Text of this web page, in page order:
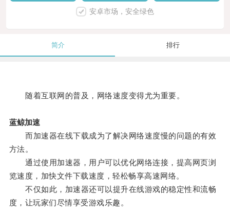
安卓市场，安全绿色
简介 排行
随着互联网的普及，网络速度变得尤为重要。
蓝鲸加速
而加速器在线下载成为了解决网络速度慢的问题的有效
方法。
通过使用加速器，用户可以优化网络连接，提高网页浏
览速度，加快文件下载速度，轻松畅享高速网络。
不仅如此，加速器还可以提升在线游戏的稳定性和流畅
度，让玩家们尽情享受游戏乐趣。